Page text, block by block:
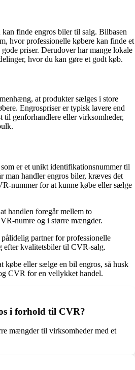
finde engros biler til salg. Bilbasen
hvor professionelle købere kan finde et
priser. Derudover har mange lokale
hvor du kan gøre et godt køb.
at produkter sælges i store
Engrospriser er typisk lavere end
til genforhandlere eller virksomheder,
er et unikt identifikationsnummer til
man handler engros biler, kræves det
nummer for at kunne købe eller sælge
handlen foregår mellem to
numre og i større mængder.
partner for professionelle
efter kvalitetsbiler til CVR-salg.
købe eller sælge en bil engros, så husk
CVR for en vellykket handel.
i forhold til CVR?
mængder til virksomheder med et